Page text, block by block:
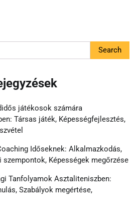
játékosok számára
Társas játék, Képességfejlesztés,
Időseknek: Alkalmazkodás,
szempontok, Képességek megőrzése
Tanfolyamok Asztaliteniszben:
Szabályok megértése,